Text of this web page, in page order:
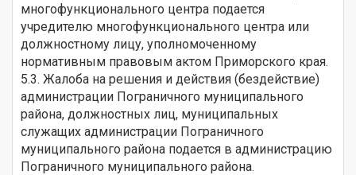
многофункционального центра подается
учредителю многофункционального центра или
должностному лицу, уполномоченному
нормативным правовым актом Приморского края.
5.3. Жалоба на решения и действия (бездействие)
администрации Пограничного муниципального
района, должностных лиц, муниципальных
служащих администрации Пограничного
муниципального района подается в администрацию
Пограничного муниципального района.